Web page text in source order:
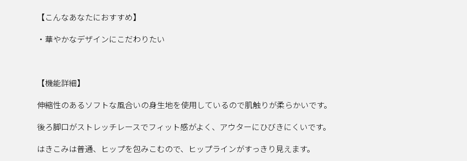
【こんなあなたにおすすめ】
・華やかなデザインにこだわりたい
【機能詳細】
伸縮性のあるソフトな風合いの身生地を使用しているので肌触りが柔らかいです。
後ろ脚口がストレッチレースでフィット感がよく、アウターにひびきにくいです。
はきこみは普通、ヒップを包みこむので、ヒップラインがすっきり見えます。